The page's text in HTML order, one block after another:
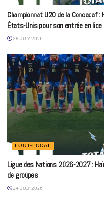
Championnat U20 de la Concacaf
États-Unis pour son entrée en lice
28 JULY 2026
FOOT-LOCAL
Ligue des Nations 2026-2027 :
de groupes
24 JULY 2026